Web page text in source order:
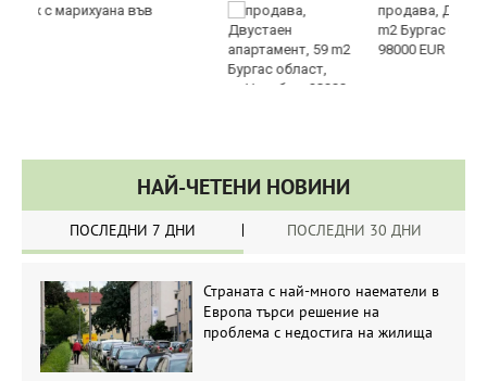
продава, Двустаен апартамент, 59
m2 Бургас област, гр.Несебър,
98000 EUR
НАЙ-ЧЕТЕНИ НОВИНИ
ПОСЛЕДНИ 7 ДНИ ПОСЛЕДНИ 30 ДНИ
Страната с най-много наематели в
Европа търси решение на
проблема с недостига на жилища